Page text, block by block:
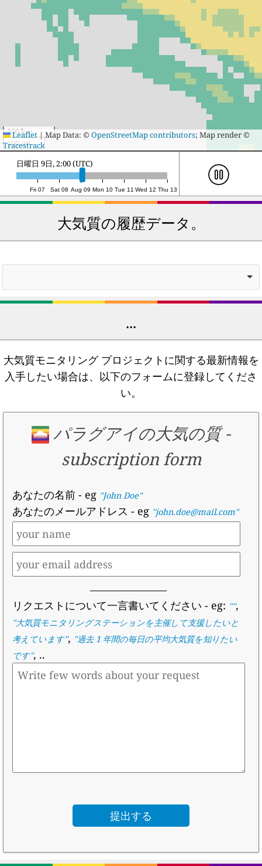
200 km
100 mi
Leaflet|Map Data: ©OpenStreetMap contributors; Map render ©
Tracestrack
Fri 07 Sat 08 Aug 09 Mon 10 Tue 11 Wed 12 Thu 13
月曜日 10日, 2:00 (UTC)
大気質の履歴データ。
...
大気質モニタリング プロジェクトに関する最新情報を
入手したい場合は、以下のフォームに登録してくださ
い。
パラグアイの大気の質-
subscription form
あなたの名前- eg "John Doe"
あなたのメールアドレス - eg "john.doe@mail.com"
リクエストについて一言書いてください - eg: "",
"大気質モニタリングステーションを主催して支援したいと
考えています", "過去 1 年間の毎日の平均大気質を知りたい
です", ..